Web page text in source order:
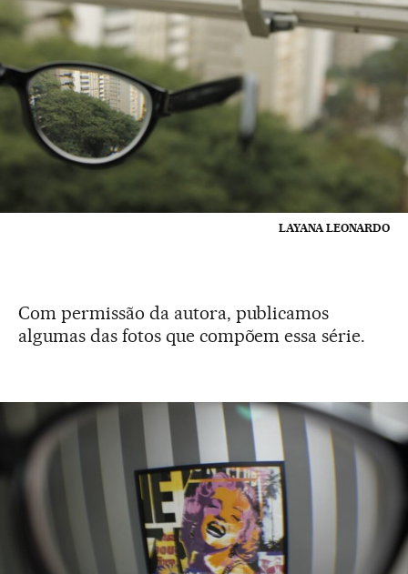
LAYANA LEONARDO
Com permissão da autora, publicamos
algumas das fotos que compõem essa série.